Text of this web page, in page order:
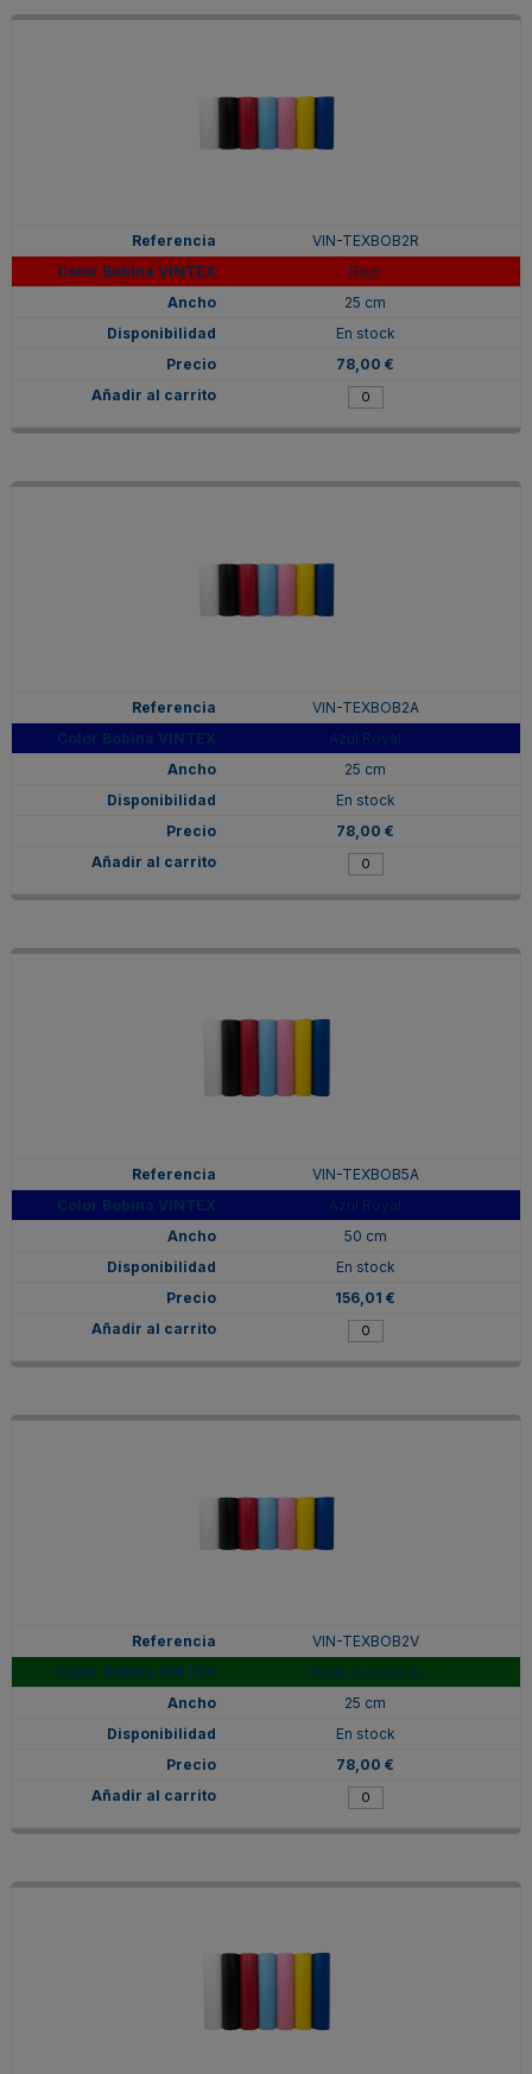
VIN-TEXBOB2R
Rojo
25 cm
En stock
78,00 €
VIN-TEXBOB2A
Azul Royal
25 cm
En stock
78,00 €
VIN-TEXBOB5A
Azul Royal
50 cm
En stock
156,01 €
VIN-TEXBOB2V
Verde Esmeralda
25 cm
En stock
78,00 €